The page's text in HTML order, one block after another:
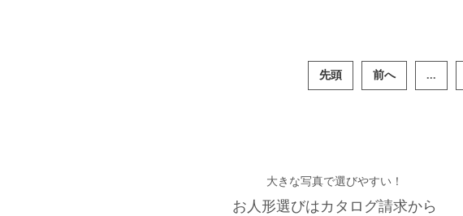
先頭 前へ ...
大きな写真で選びやすい！
お人形選びはカタログ請求から